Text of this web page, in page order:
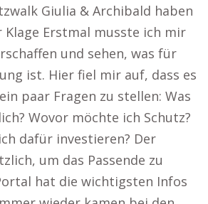
Giulia & Archibald haben
Klage Erstmal musste ich mir
und sehen, was für
ist. Hier fiel mir auf, dass es
paar Fragen zu stellen: Was
Wovor möchte ich Schutz?
dafür investieren? Der
um das Passende zu
hat die wichtigsten Infos